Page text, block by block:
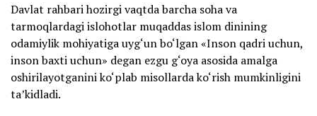
Davlat rahbari hozirgi vaqtda barcha soha va
tarmoqlardagi islohotlar muqaddas islom dinining
odamiylik mohiyatiga uyg‘un bo‘lgan «Inson qadri uchun,
inson baxti uchun» degan ezgu g‘oya asosida amalga
oshirilayotganini ko‘plab misollarda ko‘rish mumkinligini
ta’kidladi.